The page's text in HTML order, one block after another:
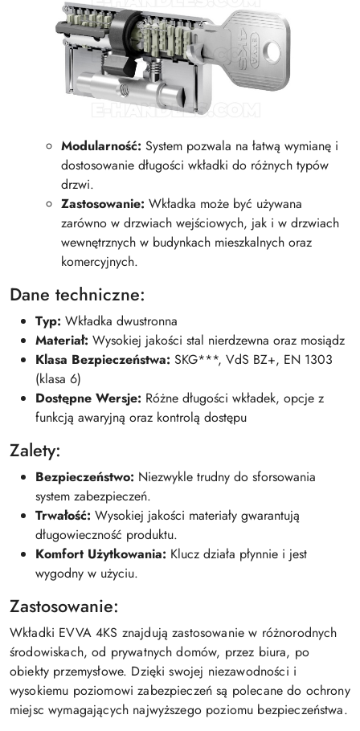
Modularność: System pozwala na łatwą wymianę i
dostosowanie długości wkładki do różnych typów
drzwi.
Zastosowanie: Wkładka może być używana
zarówno w drzwiach wejściowych, jak i w drzwiach
wewnętrznych w budynkach mieszkalnych oraz
komercyjnych.
Dane techniczne:
Typ: Wkładka dwustronna
Materiał: Wysokiej jakości stal nierdzewna oraz mosiądz
Klasa Bezpieczeństwa: SKG***, VdS BZ+, EN 1303
(klasa 6)
Dostępne Wersje: Różne długości wkładek, opcje z
funkcją awaryjną oraz kontrolą dostępu
Zalety:
Bezpieczeństwo: Niezwykle trudny do sforsowania
system zabezpieczeń.
Trwałość: Wysokiej jakości materiały gwarantują
długowieczność produktu.
Komfort Użytkowania: Klucz działa płynnie i jest
wygodny w użyciu.
Zastosowanie:
Wkładki EVVA 4KS znajdują zastosowanie w różnorodnych
środowiskach, od prywatnych domów, przez biura, po
obiekty przemysłowe. Dzięki swojej niezawodności i
wysokiemu poziomowi zabezpieczeń są polecane do ochrony
miejsc wymagających najwyższego poziomu bezpieczeństwa.